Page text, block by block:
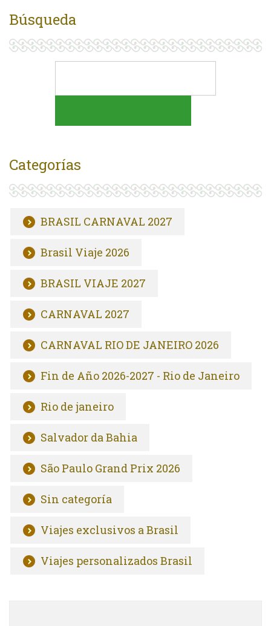
Búsqueda
Categorías
BRASIL CARNAVAL 2027
Brasil Viaje 2026
BRASIL VIAJE 2027
CARNAVAL 2027
CARNAVAL RIO DE JANEIRO 2026
Fin de Año 2026-2027 - Rio de Janeiro
Rio de janeiro
Salvador da Bahia
São Paulo Grand Prix 2026
Sin categoría
Viajes exclusivos a Brasil
Viajes personalizados Brasil